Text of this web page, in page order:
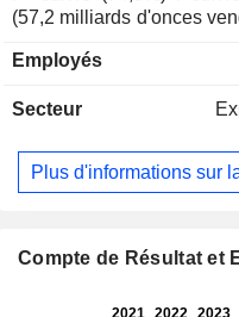
(57,2 milliards d'onces vendues en
milliard d'onces vendues ; - autres (2,9%). La
Suisse (20,6%), Japon
(2,5%), Chili (1,8%),
autres (6,3%).
Employés
Secteur
Plus d'informations sur
Compte de Résultat et